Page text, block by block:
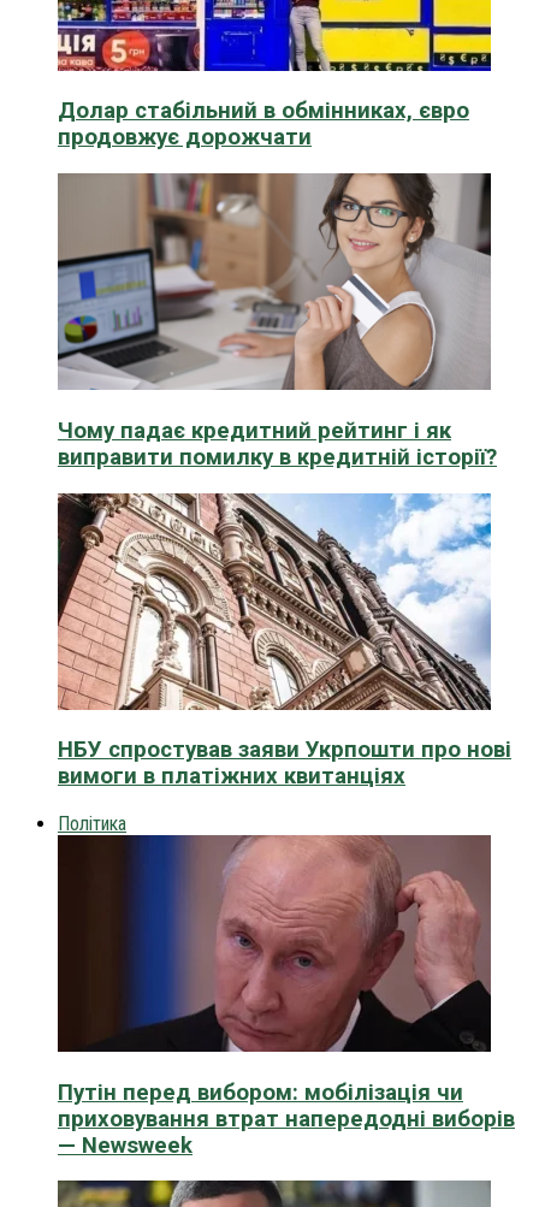
Долар стабільний в обмінниках, євро
продовжує дорожчати
Чому падає кредитний рейтинг і як
виправити помилку в кредитній історії?
НБУ спростував заяви Укрпошти про нові
вимоги в платіжних квитанціях
Політика
Путін перед вибором: мобілізація чи
приховування втрат напередодні виборів
— Newsweek